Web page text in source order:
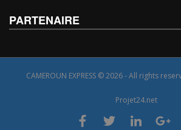
PARTENAIRE
CAMEROUN EXPRESS © 2026 - All rights
Projet24.net